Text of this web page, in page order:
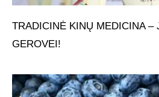
TRADICINĖ KINŲ MEDICINA –
GEROVEI!